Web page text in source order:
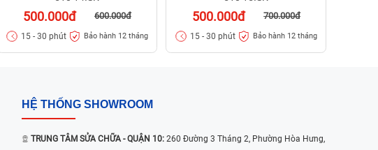
500.000đ 600.000đ
15 - 30 phút Bảo hành 12 tháng
500.000đ 700.000đ
15 - 30 phút Bảo hành 12 tháng
HỆ THỐNG SHOWROOM
TRUNG TÂM SỬA CHỮA - QUẬN 10: 260 Đường 3 Tháng 2, Phường Hòa Hưng,